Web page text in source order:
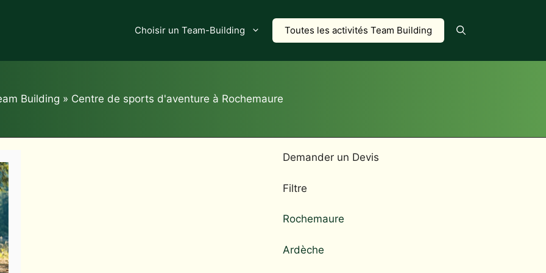
Choisir un Team-Building Toutes les activités Team Building
Building » Centre de sports d'aventure à Rochemaure
Demander un Devis
Filtre
Rochemaure
Ardèche